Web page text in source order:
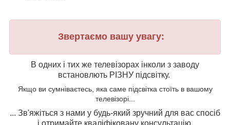
Звертаємо вашу увагу:
В одних і тих же телевізорах інколи з заводу
встановлють РІЗНУ підсвітку.
Якщо ви сумніваєтесь, яка саме підсвітка стоїть в вашому
телевізорі...
... Зв'яжіться з нами у будь-який зручний для вас спосіб
і отримайте кваліфіковану консультацію.